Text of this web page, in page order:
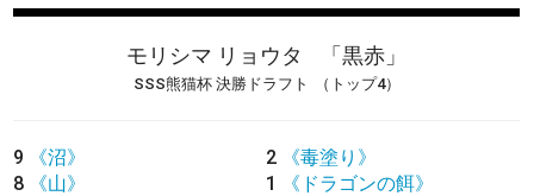
モリシマ リョウタ 「黒赤」
SSS熊猫杯 決勝ドラフト （トップ4）
9
《沼》
8
《山》
2
《毒塗り》
1
《ドラゴンの餌》